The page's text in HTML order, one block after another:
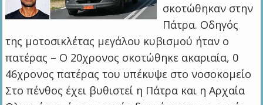
σκοτώθηκαν στην
Πάτρα. Οδηγός
της μοτοσικλέτας μεγάλου κυβισμού ήταν ο
πατέρας – Ο 20χρονος σκοτώθηκε ακαριαία, 0
46χρονος πατέρας του υπέκυψε στο νοσοκομείο
Στο πένθος έχει βυθιστεί η Πάτρα και η Αρχαία